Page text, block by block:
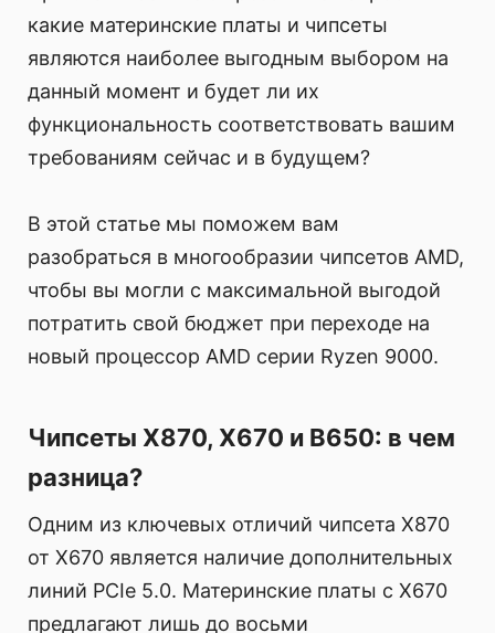
какие материнские платы и чипсеты
являются наиболее выгодным выбором на
данный момент и будет ли их
функциональность соответствовать вашим
требованиям сейчас и в будущем?
В этой статье мы поможем вам
разобраться в многообразии чипсетов AMD,
чтобы вы могли с максимальной выгодой
потратить свой бюджет при переходе на
новый процессор AMD серии Ryzen 9000.
Чипсеты X870, X670 и B650: в чем
разница?
Одним из ключевых отличий чипсета X870
от X670 является наличие дополнительных
линий PCIe 5.0. Материнские платы с X670
предлагают лишь до восьми